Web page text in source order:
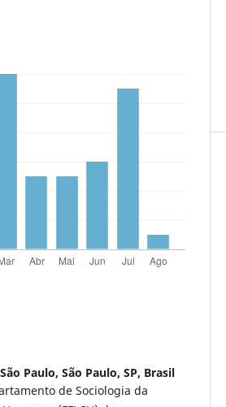
Paulo, São Paulo, SP, Brasil
de Sociologia da